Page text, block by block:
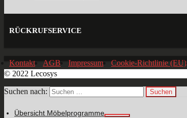
RÜCKRUFSERVICE
Kontakt AGB Impressum Cookie-Richtlinie (EU)
© 2022 Lecosys
Suchen nach:
Übersicht Möbelprogramme